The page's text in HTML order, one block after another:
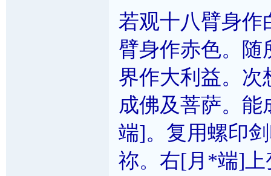
若观十八臂身作
臂身作赤色。随
界作大利益。次
成佛及菩萨。
端]。复用螺印
祢。右[月*端]上